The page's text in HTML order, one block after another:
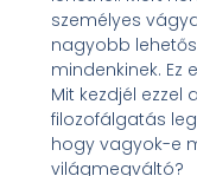
személyes
nagyobb
mindenkinek. Ez
Mit kezdjél ezzel
filozofálgatás
hogy vagyok-e
világmegváltó?